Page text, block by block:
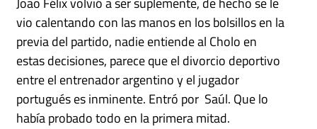
vio calentando con las manos en los bolsillos en la
previa del partido, nadie entiende al Cholo en
estas decisiones, parece que el divorcio deportivo
entre el entrenador argentino y el jugador
portugués es inminente. Entró por Saúl. Que lo
había probado todo en la primera mitad.